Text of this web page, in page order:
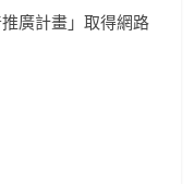
廣計畫」取得網路